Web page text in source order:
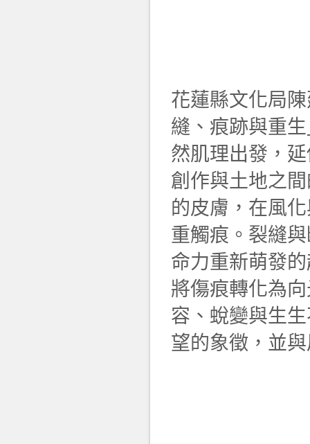
花蓮縣文化局
縫、痕跡與重
然肌理出發，
創作與土地之
的皮膚，在風
重觸痕。裂縫
命力重新萌發
將傷痕轉化為
容、蛻變與生
望的象徵，並